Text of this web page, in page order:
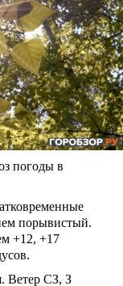
погоды в
порывистый.
+12, +17
Ветер СЗ, З